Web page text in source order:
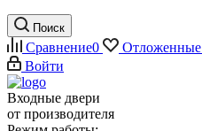
Поиск
Сравнение0 Отложенные
Войти
Входные двери
от производителя